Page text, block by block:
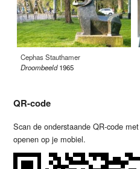
Cephas Stauthamer
Droombeeld 1965
QR-code
Scan de onderstaande QR-code
openen op je mobiel.